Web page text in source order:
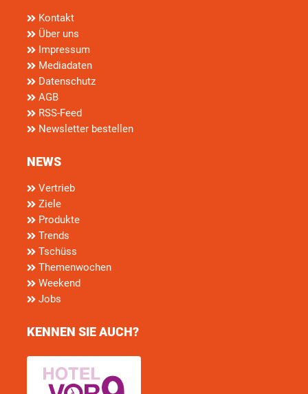
Kontakt
Über uns
Impressum
Mediadaten
Datenschutz
AGB
RSS-Feed
Newsletter bestellen
NEWS
Vertrieb
Ziele
Produkte
Trends
Tschüss
Themenwochen
Weekend
Jobs
KENNEN SIE AUCH?